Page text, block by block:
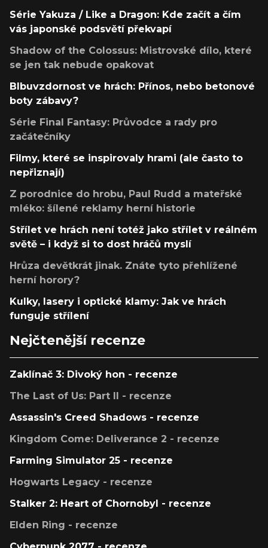
Série Yakuza / Like a Dragon: Kde začít a čím
vás japonské podsvětí překvapí
Shadow of the Colossus: Mistrovské dílo, které
se jen tak nebude opakovat
Blbuvzdornost ve hrách: Přínos, nebo betonové
boty zábavy?
Série Final Fantasy: Průvodce a rady pro
začátečníky
Filmy, které se inspirovaly hrami (ale často to
nepřiznají)
Z porodnice do hrobu, Paul Rudd a mateřské
mléko: šílené reklamy herní historie
Střílet ve hrách není totéž jako střílet v reálném
světě – i když si to dost hráčů myslí
Hrůza devětkrát jinak. Znáte tyto přehlížené
herní horory?
Kulky, lasery i optické klamy: Jak ve hrách
funguje střílení
Nejčtenější recenze
Zaklínač 3: Divoký hon - recenze
The Last of Us: Part II - recenze
Assassin's Creed Shadows - recenze
Kingdom Come: Deliverance 2 - recenze
Farming Simulator 25 - recenze
Hogwarts Legacy - recenze
Stalker 2: Heart of Chornobyl - recenze
Elden Ring - recenze